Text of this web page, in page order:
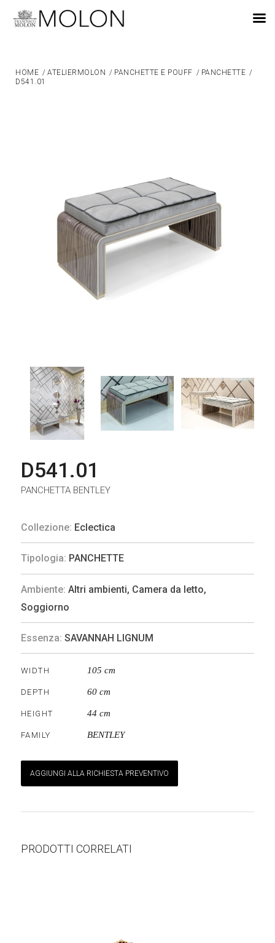
HOME / ATELIERMOLON / PANCHETTE E POUFF / PANCHETTE /
D541.01
D541.01
PANCHETTA BENTLEY
Collezione: Eclectica
Tipologia: PANCHETTE
Ambiente: Altri ambienti, Camera da letto,
Soggiorno
Essenza: SAVANNAH LIGNUM
WIDTH 105 cm
DEPTH 60 cm
HEIGHT 44 cm
FAMILY BENTLEY
AGGIUNGI ALLA RICHIESTA PREVENTIVO
PRODOTTI CORRELATI